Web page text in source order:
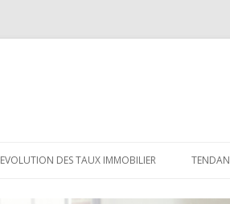
au
EVOLUTION DES TAUX IMMOBILIER